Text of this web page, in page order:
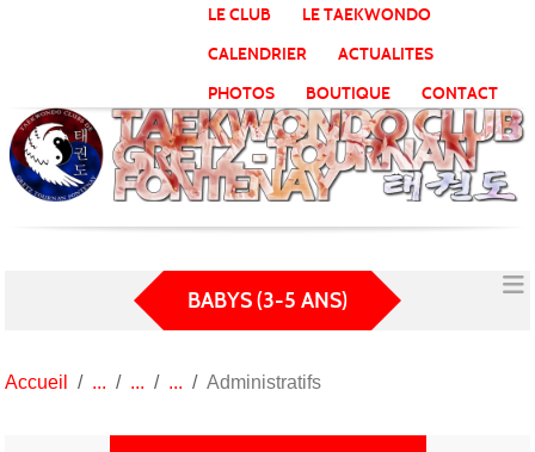
LE CLUB
LE TAEKWONDO
CALENDRIER
ACTUALITES
PHOTOS
BOUTIQUE CONTACT
BABYS (3-5 ANS)
Accueil Administratifs
Panneau de gestion des cookies